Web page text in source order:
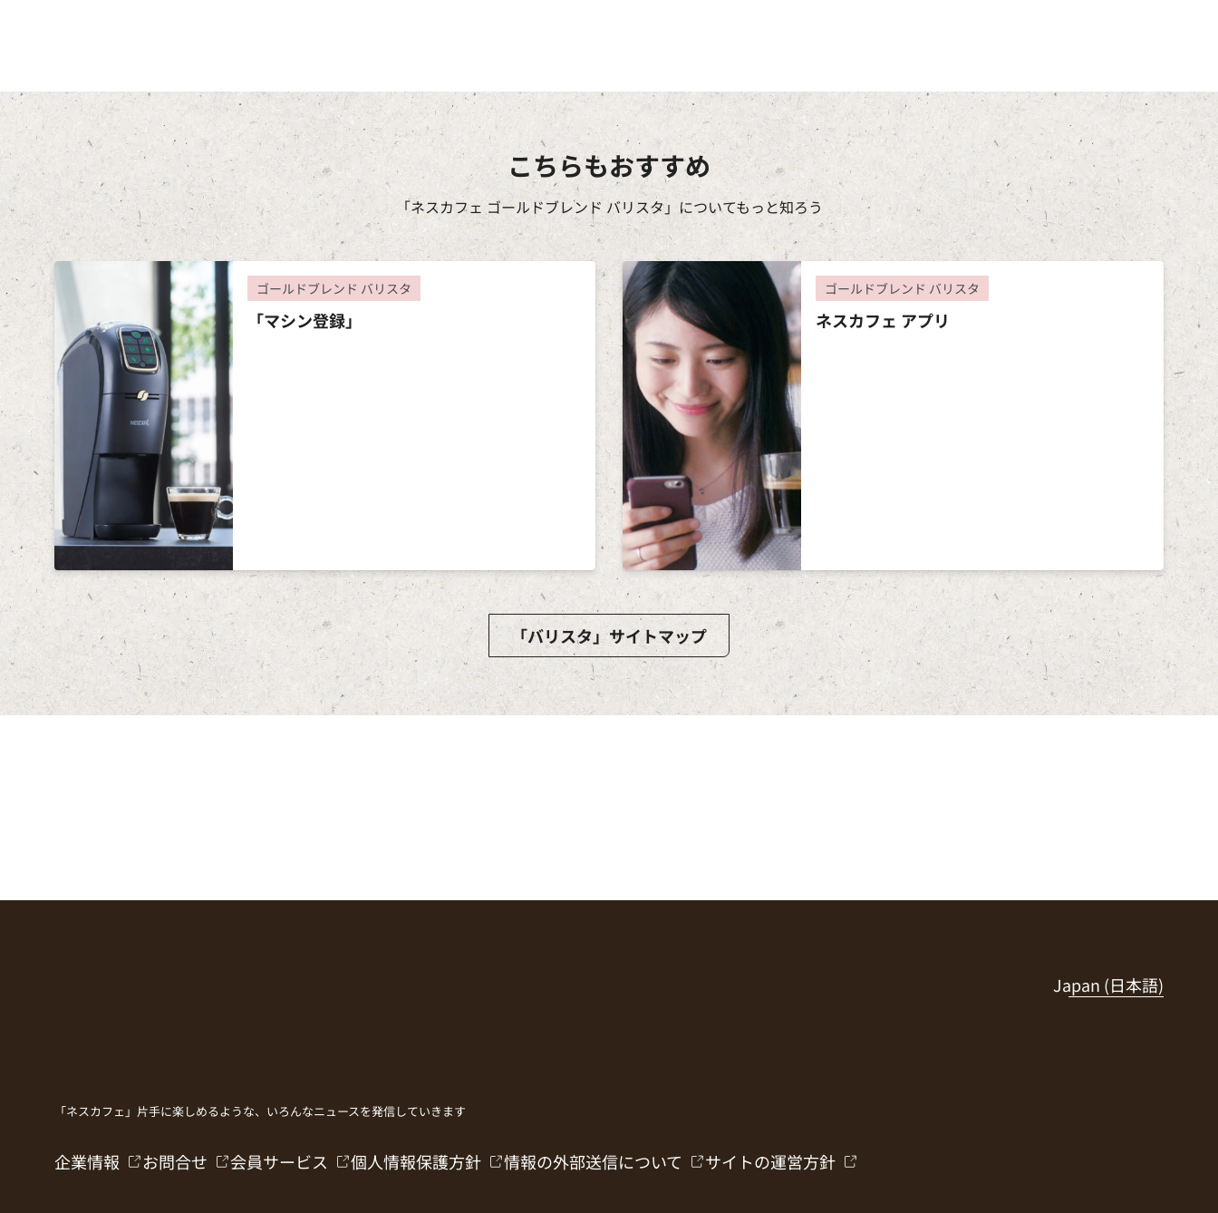
こちらもおすすめ
「ネスカフェ ゴールドブレンド バリスタ」についてもっと知ろう
ゴールドブレンド バリスタ
「マシン登録」
ゴールドブレンド バリスタ
ネスカフェ アプリ
「バリスタ」サイトマップ
Japan (日本語)
「ネスカフェ」片手に楽しめるような、いろんなニュースを発信していきます
企業情報 お問合せ 会員サービス 個人情報保護方針 情報の外部送信について サイトの運営方針